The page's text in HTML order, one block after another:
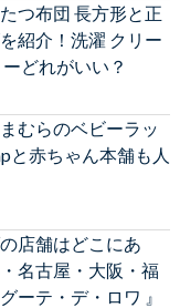
つ布団 長方形と正
紹介！洗濯 クリー
どれがいい？
むらのベビーラッ
と赤ちゃん本舗も人
店舗はどこにあ
名古屋・大阪・福
ーテ・デ・ロワ 』